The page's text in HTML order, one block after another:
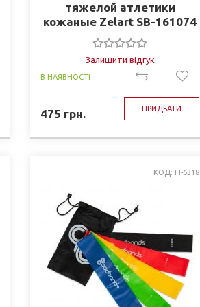
тяжелой атлетики
кожаные Zelart SB-161074
(S-XXL)
Залишити відгук
В НАЯВНОСТІ
475 грн. ПРИДБАТИ
КОД: FI-6318